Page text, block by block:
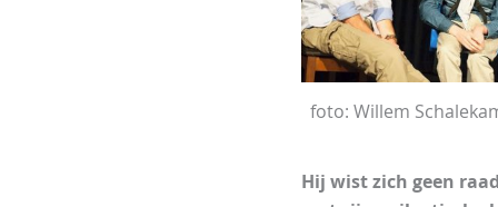
foto: Willem
Hij wist zich geen